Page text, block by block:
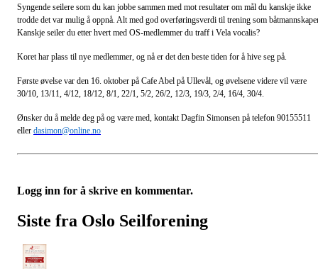
Syngende seilere som du kan jobbe sammen med mot resultater om mål du kanskje ikke
trodde det var mulig å oppnå. Alt med god overføringsverdi til trening som
Kanskje seiler du etter hvert med OS-medlemmer du traff i Vela vocalis?
Koret har plass til nye medlemmer, og nå er det den beste tiden for å hive seg på.
Første øvelse var den 16. oktober på Cafe Abel på Ullevål, og øvelsene videre vil være
30/10, 13/11, 4/12, 18/12, 8/1, 22/1, 5/2, 26/2, 12/3, 19/3, 2/4, 16/4, 30/4.
Ønsker du å melde deg på og være med, kontakt Dagfin Simonsen på telefon 90155511
eller dasimon@online.no
Logg inn for å skrive en kommentar.
Siste fra Oslo Seilforening